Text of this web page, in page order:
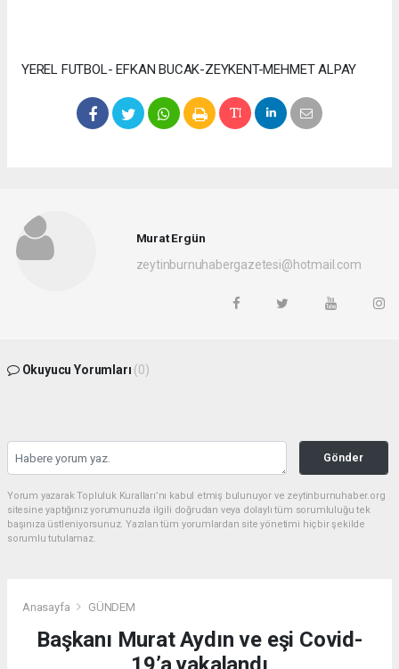
YEREL FUTBOL- EFKAN BUCAK-ZEYKENT-MEHMET ALPAY
Murat Ergün
zeytinburnuhabergazetesi@hotmail.com
Okuyucu Yorumları (0)
Gönder
Yorum yazarak Topluluk Kuralları’nı kabul etmiş bulunuyor ve zeytinburnuhaber.org
sitesine yaptığınız yorumunuzla ilgili doğrudan veya dolaylı tüm sorumluluğu tek
başınıza üstleniyorsunuz. Yazılan tüm yorumlardan site yönetimi hiçbir şekilde
sorumlu tutulamaz.
Anasayfa GÜNDEM
Başkanı Murat Aydın ve eşi Covid-